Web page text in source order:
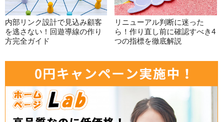
内部リンク設計で見込み顧客
を逃さない！回遊導線の作り
方完全ガイド
リニューアル判断に迷った
ら！作り直し前に確認すべき4
つの指標を徹底解説